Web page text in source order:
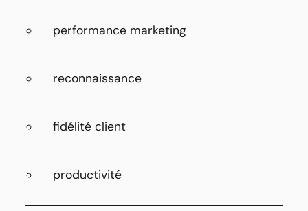
performance marketing
reconnaissance
fidélité client
productivité